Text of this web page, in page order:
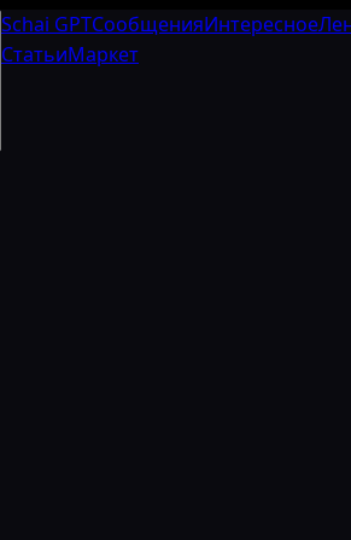
Schai GPTСообщенияИнтересное
СтатьиМаркет